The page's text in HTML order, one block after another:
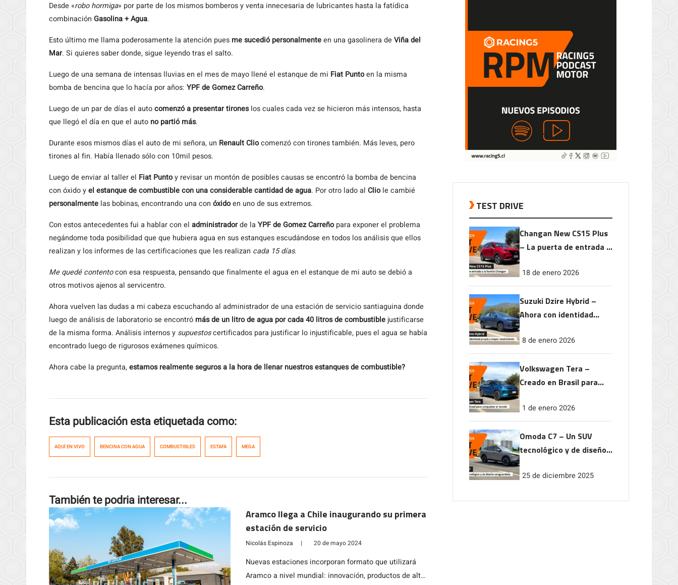
Desde «robo hormiga» por parte de los mismos bomberos y venta innecesaria de lubricantes hasta la fatídica
combinación Gasolina + Agua.
Esto último me llama poderosamente la atención pues me sucedió personalmenteen una gasolinera de Viña del
Mar. Si quieres saber donde, sigue leyendo tras el salto.
Luego de una semana de intensas lluvias en el mes de mayo llené el estanque de mi Fiat Puntoen la misma
bomba de bencina que lo hacía por años: YPF de Gomez Carreño.
Luego de un par de días el autocomenzó a presentar tironeslos cuales cada vez se hicieron más intensos, hasta
que llegó el día en que el auto no partió más.
Durante esos mismos días el auto de mi señora, un Renault Cliocomenzó con tirones también. Más leves, pero
tirones al fin. Había llenado sólo con 10mil pesos.
Luego de enviar al taller el Fiat Puntoy revisar un montón de posibles causas se encontró la bomba de bencina
con óxido yel estanque de combustible con una considerable cantidad de agua. Por otro lado al Cliole cambié
personalmente las bobinas, encontrando una con óxidoen uno de sus extremos.
Con estos antecedentes fui a hablar con el administradorde la YPF de Gomez Carreñopara exponer el problema
negándome toda posibilidad que que hubiera agua en sus estanques escudándose en todos los análisis que ellos
realizan y los informes de las certificaciones que les realizan cada 15 días.
Me quedé contentocon esa respuesta, pensando que finalmente el agua en el estanque de mi auto se debió a
otros motivos ajenos al servicentro.
Ahora vuelven las dudas a mi cabeza escuchando al administrador de una estación de servicio santiaguina donde
luego de análisis de laboratorio se encontró más de un litro de agua por cada 40 litros de combustible justificarse
de la misma forma. Análisis internos y supuestoscertificados para justificar lo injustificable, pues el agua se había
encontrado luego de rigurosos exámenes químicos.
Ahora cabe la pregunta,estamos realmente seguros a la hora de llenar nuestros estanques de combustible?
Esta publicación esta etiquetada como:
AQUÍ EN VIVO BENCINA CON AGUA COMBUSTIBLES ESTAFA MEGA
También te podria interesar...
Aramco llega a Chile inaugurando su primera
estación de servicio
Nicolás Espinoza | 20 de mayo 2024
Nuevas estaciones incorporan formato que utilizará
Aramco a nivel mundial: innovación, productos de alta
TEST DRIVE
Changan New CS15 Plus
– La puerta de entrada a
18 de enero 2026
Suzuki Dzire Hybrid –
Ahora con identidad
rendimiento
8 de enero 2026
Volkswagen Tera –
Creado en Brasil para
1 de enero 2026
Omoda C7 – Un SUV
tecnológico y de diseño
25 de diciembre 2025